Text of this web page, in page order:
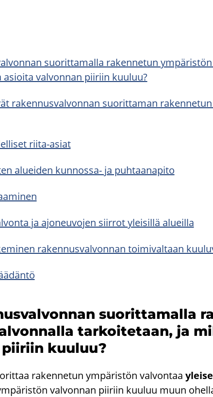
suo­rit­ta­mal­la ra­ken­ne­tun
val­von­nan pii­riin kuu­luu?
ra­ken­nus­val­von­nan suo­rit­ta­man
riita-​asiat
aluei­den kunnossa-​ ja puh­taa­na­pi­to
ja ajo­neu­vo­jen siir­rot ylei­sil­lä alueil­la
ra­ken­nus­val­von­nan toi­mi­val­taan
suo­rit­ta­mal­la
tar­koi­te­taan, ja
kuu­luu?
ra­ken­ne­tun ym­pä­ris­tön val­von­taa
val­von­nan pii­riin kuu­luu muun